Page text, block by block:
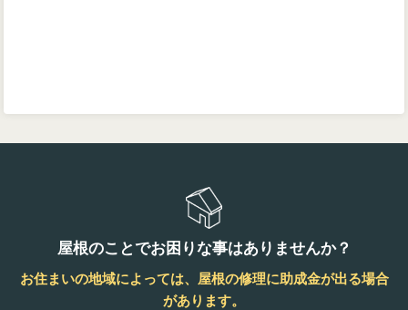
屋根のことでお困りな事はありませんか？
お住まいの地域によっては、屋根の修理に助成金が出る場合
があります。